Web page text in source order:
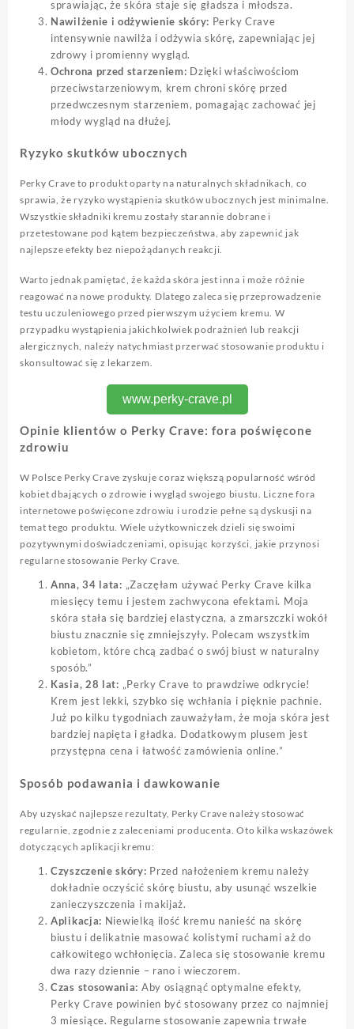
sprawiając, że skóra staje się gładsza i młodsza.
Nawilżenie i odżywienie skóry: Perky Crave
intensywnie nawilża i odżywia skórę, zapewniając jej
zdrowy i promienny wygląd.
Ochrona przed starzeniem: Dzięki właściwościom
przeciwstarzeniowym, krem chroni skórę przed
przedwczesnym starzeniem, pomagając zachować jej
młody wygląd na dłużej.
Ryzyko skutków ubocznych
Perky Crave to produkt oparty na naturalnych składnikach, co
sprawia, że ryzyko wystąpienia skutków ubocznych jest minimalne.
Wszystkie składniki kremu zostały starannie dobrane i
przetestowane pod kątem bezpieczeństwa, aby zapewnić jak
najlepsze efekty bez niepożądanych reakcji.
Warto jednak pamiętać, że każda skóra jest inna i może różnie
reagować na nowe produkty. Dlatego zaleca się przeprowadzenie
testu uczuleniowego przed pierwszym użyciem kremu. W
przypadku wystąpienia jakichkolwiek podrażnień lub reakcji
alergicznych, należy natychmiast przerwać stosowanie produktu i
skonsultować się z lekarzem.
www.perky-crave.pl
Opinie klientów o Perky Crave: fora poświęcone
zdrowiu
W Polsce Perky Crave zyskuje coraz większą popularność wśród
kobiet dbających o zdrowie i wygląd swojego biustu. Liczne fora
internetowe poświęcone zdrowiu i urodzie pełne są dyskusji na
temat tego produktu. Wiele użytkowniczek dzieli się swoimi
pozytywnymi doświadczeniami, opisując korzyści, jakie przynosi
regularne stosowanie Perky Crave.
Anna, 34 lata: „Zaczęłam używać Perky Crave kilka
miesięcy temu i jestem zachwycona efektami. Moja
skóra stała się bardziej elastyczna, a zmarszczki wokół
biustu znacznie się zmniejszyły. Polecam wszystkim
kobietom, które chcą zadbać o swój biust w naturalny
sposób.”
Kasia, 28 lat: „Perky Crave to prawdziwe odkrycie!
Krem jest lekki, szybko się wchłania i pięknie pachnie.
Już po kilku tygodniach zauważyłam, że moja skóra jest
bardziej napięta i gładka. Dodatkowym plusem jest
przystępna cena i łatwość zamówienia online.”
Sposób podawania i dawkowanie
Aby uzyskać najlepsze rezultaty, Perky Crave należy stosować
regularnie, zgodnie z zaleceniami producenta. Oto kilka wskazówek
dotyczących aplikacji kremu:
Czyszczenie skóry: Przed nałożeniem kremu należy
dokładnie oczyścić skórę biustu, aby usunąć wszelkie
zanieczyszczenia i makijaż.
Aplikacja: Niewielką ilość kremu nanieść na skórę
biustu i delikatnie masować kolistymi ruchami aż do
całkowitego wchłonięcia. Zaleca się stosowanie kremu
dwa razy dziennie – rano i wieczorem.
Czas stosowania: Aby osiągnąć optymalne efekty,
Perky Crave powinien być stosowany przez co najmniej
3 miesiące. Regularne stosowanie zapewnia trwałe